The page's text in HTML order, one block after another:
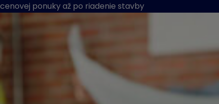
cenovej ponuky až po riadenie stavby